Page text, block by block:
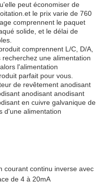
peut économiser de
le prix varie de 760
comprennent le paquet
solide, et le délai de
comprennent L/C, D/A,
recherchez une alimentation
l'alimentation
parfait pour vous.
de revêtement anodisant
anodisant anodisant
en cuivre galvanique de
d'une alimentation
courant continu inverse avec
de 4 à 20mA